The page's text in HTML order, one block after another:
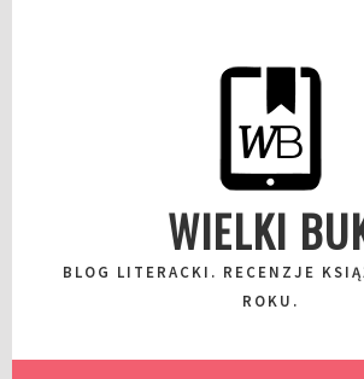
WIELKI
BLOG LITERACKI. RECENZJE
ROKU.